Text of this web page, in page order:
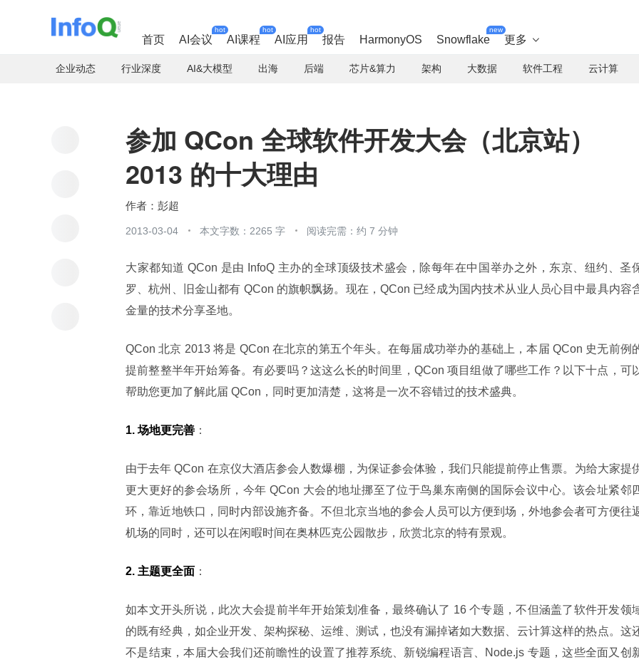
首页 AI会议
hot
AI课程
hot
AI应用
hot
报告 HarmonyOS Snowflake
new
更多 
企业动态 行业深度 AI&大模型 出海 后端 芯片&算力 架构 大数据 软件工程 云计算
参加 QCon 全球软件开发大会（北京站）
2013 的十大理由
彭超
2013-03-04 本文字数：2265 字 阅读完需：约 7 分钟
大家都知道 QCon 是由 InfoQ 主办的全球顶级技术盛会，除每年在中国举办之外，东京、纽约、圣
罗、杭州、旧金山都有 QCon 的旗帜飘扬。现在，QCon 已经成为国内技术从业人员心目中最具内容
金量的技术分享圣地。
QCon 北京 2013 将是 QCon 在北京的第五个年头。在每届成功举办的基础上，本届 QCon 史无前例
提前整整半年开始筹备。有必要吗？这这么长的时间里，QCon 项目组做了哪些工作？以下十点，可
帮助您更加了解此届 QCon，同时更加清楚，这将是一次不容错过的技术盛典。
1. 场地更完善 ：
由于去年 QCon 在京仪大酒店参会人数爆棚，为保证参会体验，我们只能提前停止售票。为给大家提
更大更好的参会场所，今年 QCon 大会的地址挪至了位于鸟巢东南侧的国际会议中心。该会址紧邻
环，靠近地铁口，同时内部设施齐备。不但北京当地的参会人员可以方便到场，外地参会者可方便往
机场的同时，还可以在闲暇时间在奥林匹克公园散步，欣赏北京的特有景观。
2. 主题更全面 ：
如本文开头所说，此次大会提前半年开始策划准备，最终确认了 16 个专题，不但涵盖了软件开发领
的既有经典，如企业开发、架构探秘、运维、测试，也没有漏掉诸如大数据、云计算这样的热点。这
不是结束，本届大会我们还前瞻性的设置了推荐系统、新锐编程语言、Node.js 专题，这些全面又创